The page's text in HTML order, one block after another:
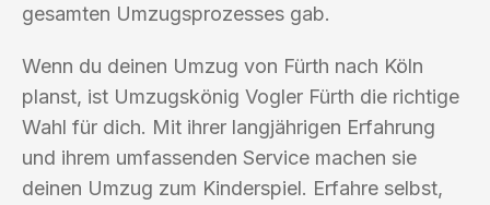
gesamten Umzugsprozesses gab.
Wenn du deinen Umzug von Fürth nach Köln
planst, ist Umzugskönig Vogler Fürth die richtige
Wahl für dich. Mit ihrer langjährigen Erfahrung
und ihrem umfassenden Service machen sie
deinen Umzug zum Kinderspiel. Erfahre selbst,